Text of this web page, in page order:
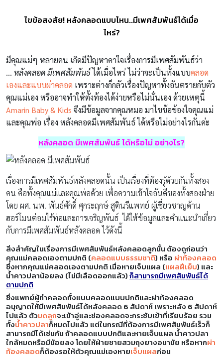
ไขข้อสงสัย! หลังคลอดแบบไหน..มีเพศสัมพันธ์ได้เมื่อ
ไหร่?
มีคุณแม่ๆ หลายคน เกิดมีปัญหาคาใจเรื่องการมีเพศสัมพันธ์ว่า
… หลังคลอด มีเพศสัมพันธ์ได้เมื่อไหร่ ไม่ว่าจะเป็นทั้งแบบคลอด
เองและแบบผ่าคลอด เพราะต่างก็กลัวเรื่องปัญหาทั้งอันตรายกับตัว
คุณแม่เอง หรืออาจทำให้ตั้งท้องได้ง่ายหรือไม่นั่นเอง ด้วยเหตุนี้
Amarin Baby & Kids จึงมีข้อมูลจากคุณหมอ มาไขข้อข้องใจคุณแม่
และคุณพ่อ เรื่อง หลังคลอดมีเพศสัมพันธ์ ได้หรือไม่อย่างไรกันค่ะ
หลังคลอด มีเพศสัมพันธ์ ได้หรือไม่ อย่างไร?
เรื่องการมีเพศสัมพันธ์หลังคลอดนั้น เป็นเรื่องที่ต้องรู้ด้วยกันทั้งสอง
คน คือทั้งคุณแม่และคุณพ่อด้วย เพื่อความเข้าใจอันดีของทั้งสองฝ่าย
โดย ผศ. นพ. พันธ์ศักดิ์ ศุกระฤกษ์ สูตินรีแพทย์ ผู้เชี่ยวชาญด้าน
ฮอร์โมนต่อมไร้ท่อและการเจริญพันธ์ ได้ให้ข้อมูลและคำแนะนำเกี่ยว
กับการมีเพศสัมพันธ์หลังคลอด ไว้ดังนี้
สิ่งสำคัญในเรื่องการมีเพศสัมพันธ์หลังคลอดลูกนั้น ต้องดูก่อนว่า
คุณแม่คลอดเองตามปกติ (คลอดแบบธรรมชาติ) หรือ ผ่าท้องคลอด
ซึ่งหากคุณแม่คลอดเองตามปกติ เมื่อหายเจ็บแผล (แผลฝีเย็บ) และ
น้ำคาวปลาน้อยลง (ไม่มีเลือดออกแล้ว)ก็สามารถมีเพศสัมพันธ์ได้
ตามปกติ
ซึ่งแพทย์ผู้ทำคลอดทั้งแบบคลอดแบบปกติและผ่าท้องคลอด
อนุญาตให้มีเพศสัมพันธ์ได้หลังคลอด 6 สัปดาห์ เพราะหลัง 6 สัปดาห์
ไปแล้ว ตัวมดลูกจะเข้าอู่และช่องคลอดจะกระชับเข้าที่เรียบร้อย รวม
ทั้งน้ำคาวปลาก็หมดไปแล้ว แต่ในกรณีที่ต้องการมีเพศสัมพันธ์เร็วก็
สามารถมีได้เช่นกัน ถ้าคลอดแบบปกติและหายเจ็บแผล น้ำคาวปลา
ใกล้หมดหรือมีน้อยลง โดยให้ฝ่ายชายสวมถุงยางอนามัย หรือหากผ่า
ท้องคลอดก็ต้องรอให้ตัวคุณแม่เองหายเจ็บแผลก่อน